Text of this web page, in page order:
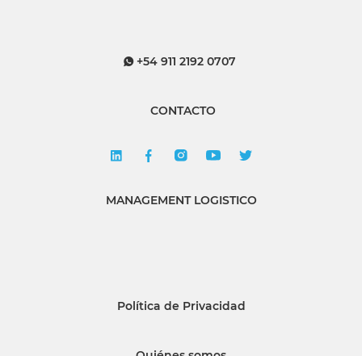
+54 911 2192 0707
CONTACTO
MANAGEMENT LOGISTICO
Política de Privacidad